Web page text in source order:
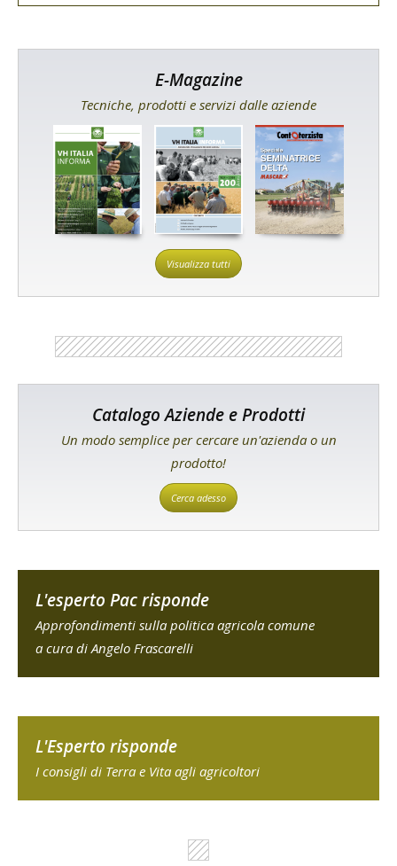
E-Magazine
Tecniche, prodotti e servizi dalle aziende
Visualizza tutti
Catalogo Aziende e Prodotti
Un modo semplice per cercare un'azienda o un
prodotto!
Cerca adesso
L'esperto Pac risponde
Approfondimenti sulla politica agricola comune
a cura di Angelo Frascarelli
L'Esperto risponde
I consigli di Terra e Vita agli agricoltori